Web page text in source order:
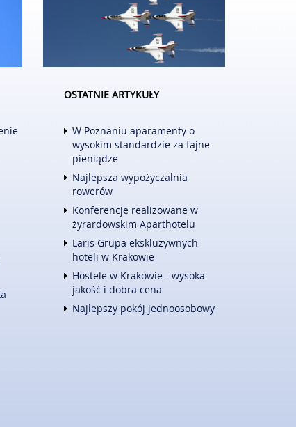
USŁUGI MOTORYZACYJNE
ZAJĘCIA SPORTOWE I REKREACYJNE
HOTELE I NOCLEGI
PODRÓŻE
WYPOCZYNEK
WITALIZM
DIETETYKA, ODCHUDZANIE
KOSMETYKI
SALONY KOSMETYCZNE
KONTAKT
OSTATNIE ARTYKUŁY
W Poznaniu aparamenty o
wysokim standardzie za fajne
pieniądze
Najlepsza wypożyczalnia
rowerów
Konferencje realizowane w
żyrardowskim Aparthotelu
Laris Grupa ekskluzywnych
hoteli w Krakowie
Hostele w Krakowie - wysoka
jakość i dobra cena
Najlepszy pokój jednoosobowy